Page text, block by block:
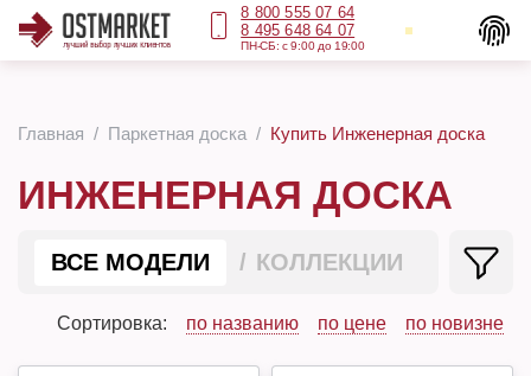
8 800 555 07 64
8 495 648 64 07
ПН-СБ: с 9:00 до 19:00
Главная Паркетная доска Купить Инженерная доска
ИНЖЕНЕРНАЯ ДОСКА
ВСЕ МОДЕЛИ КОЛЛЕКЦИИ
Сортировка: по названию по цене по новизне